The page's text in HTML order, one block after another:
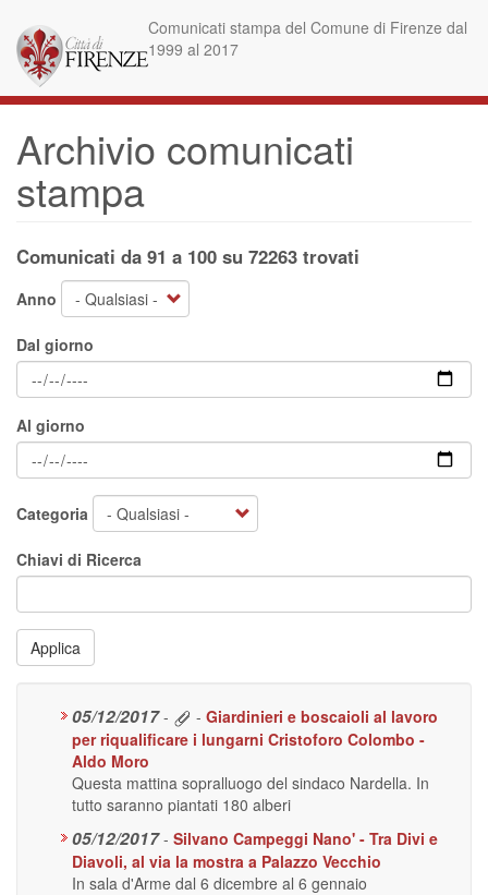
contenuto
principale
Comunicati stampa del Comune di Firenze dal
1999 al 2017
Archivio comunicati
stampa
Comunicati da 91 a 100 su 72263 trovati
Anno
Dal giorno
Al giorno
Categoria
Chiavi di Ricerca
Applica
05/12/2017 - - Giardinieri e boscaioli al lavoro
per riqualificare i lungarni Cristoforo Colombo -
Aldo Moro
Questa mattina sopralluogo del sindaco Nardella. In
tutto saranno piantati 180 alberi
05/12/2017 - Silvano Campeggi Nano' - Tra Divi e
Diavoli, al via la mostra a Palazzo Vecchio
In sala d'Arme dal 6 dicembre al 6 gennaio